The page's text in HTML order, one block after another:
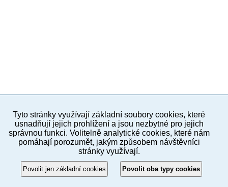
PC version
Links
© 2012–2017 Municipal District of Prague 8
Tyto stránky využívají základní soubory cookies, které
usnadňují jejich prohlížení a jsou nezbytné pro jejich
správnou funkci. Volitelně analytické cookies, které nám
pomáhají porozumět, jakým způsobem návštěvníci
stránky využívají.
Povolit jen základní cookies Povolit oba typy cookies